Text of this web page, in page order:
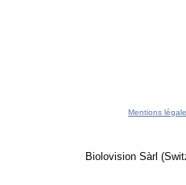
Mentions
Biolovision Sàrl